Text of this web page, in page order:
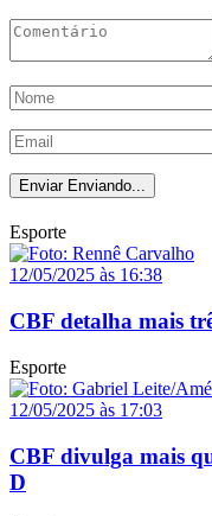
Enviar Enviando...
Esporte
12/05/2025 às 16:38
CBF detalha mais
Esporte
12/05/2025 às 17:03
CBF divulga mais
D